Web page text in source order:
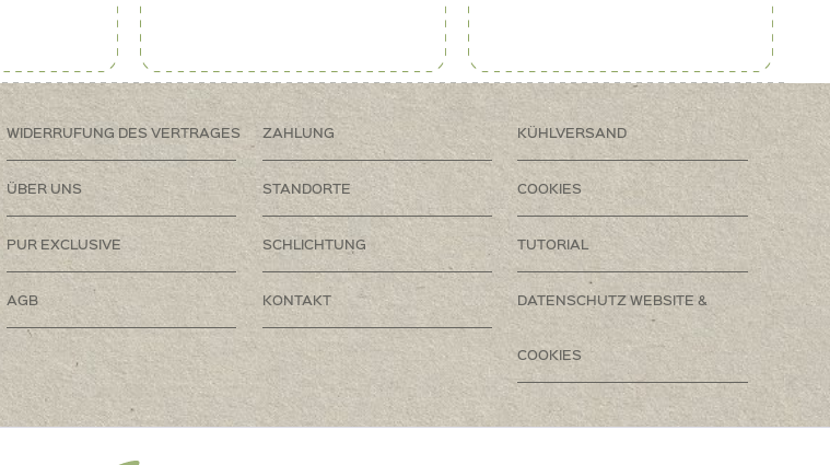
WIDERRUFUNG DES VERTRAGES ZAHLUNG KÜHLVERSAND
ÜBER UNS STANDORTE COOKIES
PUR EXCLUSIVE SCHLICHTUNG TUTORIAL
AGB KONTAKT DATENSCHUTZ WEBSITE &
COOKIES